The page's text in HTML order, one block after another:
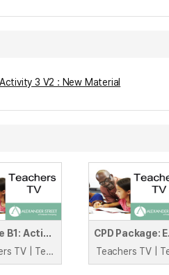
3 V2 : New Material
Module B1: Activity 2 V1: New Material
Teachers TV | Teachers TV
CPD